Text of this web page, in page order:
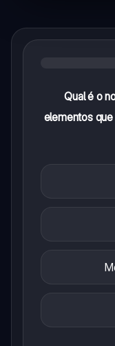
Qual é o
elementos